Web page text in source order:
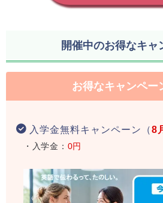
開催中のお得なキャ
お得なキャンペー
入学金無料キャンペーン（8
・入学金： 0円